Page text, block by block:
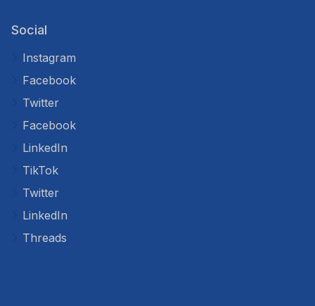
Social
Instagram
Facebook
Twitter
Facebook
LinkedIn
TikTok
Twitter
LinkedIn
Threads